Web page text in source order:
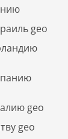
geo
geo
geo